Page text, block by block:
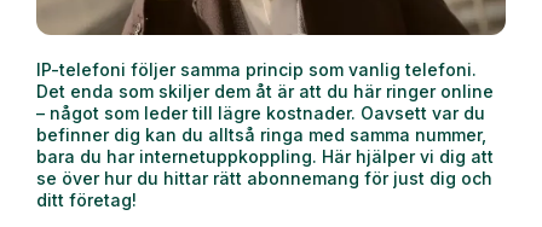
IP-telefoni följer samma princip som vanlig telefoni.
Det enda som skiljer dem åt är att du här ringer online
– något som leder till lägre kostnader. Oavsett var du
befinner dig kan du alltså ringa med samma nummer,
bara du har internetuppkoppling. Här hjälper vi dig att
se över hur du hittar rätt abonnemang för just dig och
ditt företag!